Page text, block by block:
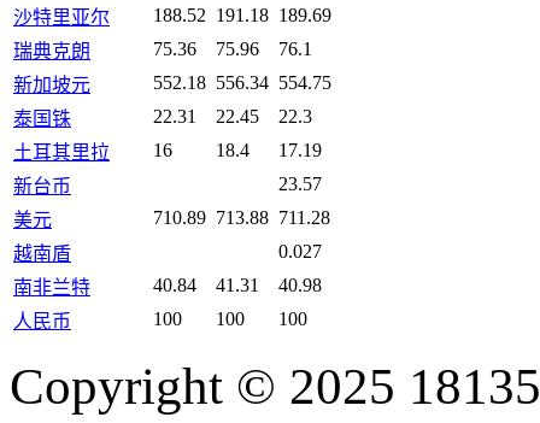
沙特里亚尔
188.52 191.18 189.69
瑞典克朗
75.36 75.96
76.1
新加坡元
552.18 556.34 554.75
泰国铢
22.31 22.45
22.3
土耳其里拉
16 18.4
17.19
新台币
23.57
美元
710.89 713.88 711.28
越南盾
0.027
南非兰特
40.84 41.31
40.98
人民币
100 100 100
Copyright © 2025